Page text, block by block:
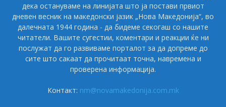
дека остануваме на линијата што ја постави првиот
дневен весник на македонски јазик „Нова Македонија“, во
далечната 1944 година - да бидеме секогаш со нашите
читатели. Вашите сугестии, коментари и реакции ќе ни
послужат да го развиваме порталот за да допреме до
сите што сакаат да прочитаат точна, навремена и
проверена информација.
Контакт: nm@novamakedonija.com.mk